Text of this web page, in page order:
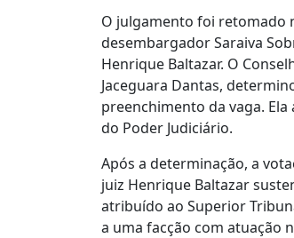
O julgamento foi retomado
desembargador Saraiva
Henrique Baltazar. O
Jaceguara Dantas,
preenchimento da vaga.
do Poder Judiciário.
Após a determinação, a
juiz Henrique Baltazar
atribuído ao Superior
a uma facção com atuação